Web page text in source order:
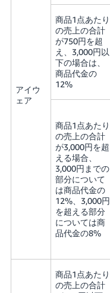
アイウ
ェア
商品1点あたり
の売上の合計
が750円を超
え、3,000円以
下の場合は、
商品代金の
12%
商品1点あたり
の売上の合計
が3,000円を超
える場合、
3,000円までの
部分について
は商品代金の
12%、3,000円
を超える部分
については商
品代金の8%
商品1点あたり
の売上の合計